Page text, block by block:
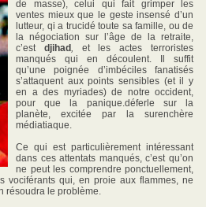
de masse), celui qui fait grimper les
ventes mieux que le geste insensé d’un
lutteur, qi a trucidé toute sa famille, ou de
la négociation sur l’âge de la retraite,
c’est djihad,
et les actes terroristes
manqués qui en découlent. Il suffit
qu’une poignée d’imbéciles fanatisés
s’attaquent aux points sensibles (et il y
en a des myriades) de notre occident,
pour que la panique.déferle sur la
planète, excitée par la surenchère
médiatiaque.
Ce qui est particulièrement intéressant
dans ces attentats manqués, c’est qu’on
ne peut les comprendre ponctuellement,
vociférants qui, en proie aux flammes, ne
résoudra le problème.